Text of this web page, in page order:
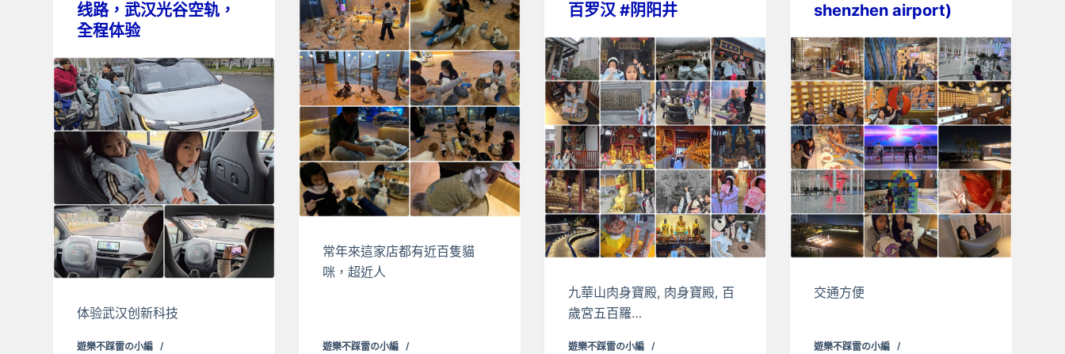
线路，武汉光谷空轨，
全程体验
体验武汉创新科技
遊樂不踩雷の小編
常年來這家店都有近百隻貓
咪，超近人
遊樂不踩雷の小編
百罗汉 #阴阳井
九華山肉身寶殿, 肉身寶殿, 百
歲宮五百羅…
遊樂不踩雷の小編
shenzhen airport)
交通方便
遊樂不踩雷の小編